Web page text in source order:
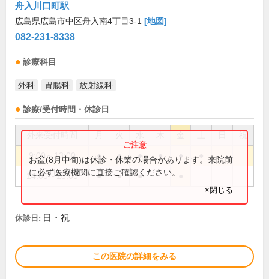
舟入川口町駅
広島県広島市中区舟入南4丁目3-1 [地図]
082-231-8338
診療科目
外科 胃腸科 放射線科
診療/受付時間・休診日
祝
9:00～13:00 ● ● ● ● ●
14:00～18:00 ● ● ●
お盆(8月中旬)は休診・休業の場合があります。来院前
に必ず医療機関に直接ご確認ください。
×閉じる
休診日: 日・祝
この医院の詳細をみる